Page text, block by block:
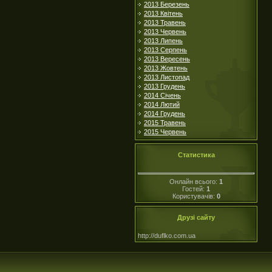
2013 Березень
2013 Квітень
2013 Травень
2013 Червень
2013 Липень
2013 Серпень
2013 Вересень
2013 Жовтень
2013 Листопад
2013 Грудень
2014 Січень
2014 Лютий
2014 Грудень
2015 Травень
2015 Червень
Статистика
Онлайн всього: 1
Гостей: 1
Користувачів: 0
Друзі сайту
http://duflko.com.ua